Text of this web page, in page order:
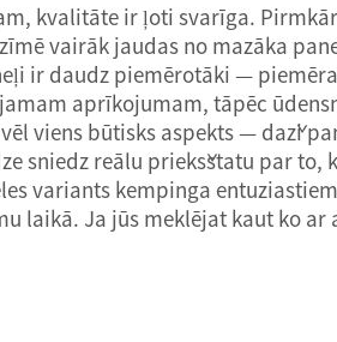
kvalitāte ir ļoti svarīga.
vairāk jaudas no mazāka
ir daudz piemērotāki —
aprīkojumam, tāpēc
viens būtisks aspekts — daži
sniedz reālu priekšstatu par
variants kempinga
laikā. Ja jūs meklējat kaut ko